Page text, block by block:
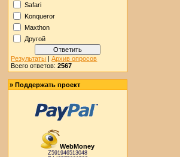
Safari
Konqueror
Maxthon
Другой
Результаты |Архив опросов
Всего ответов:2567
» Поддержать проект
WebMoney
Z591946513048